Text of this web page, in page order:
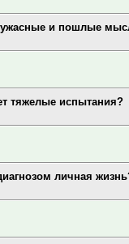
ужасные и пошлые
тяжелые испытания?
личная